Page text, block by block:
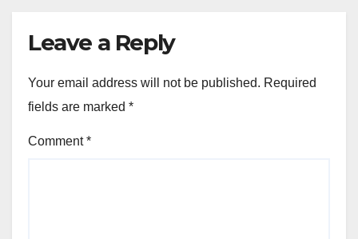
Leave a Reply
Your email address will not be published. Required
fields are marked *
Comment*